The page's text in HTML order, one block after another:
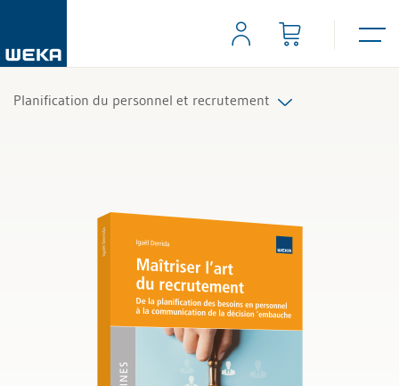
Planification du personnel et recrutement